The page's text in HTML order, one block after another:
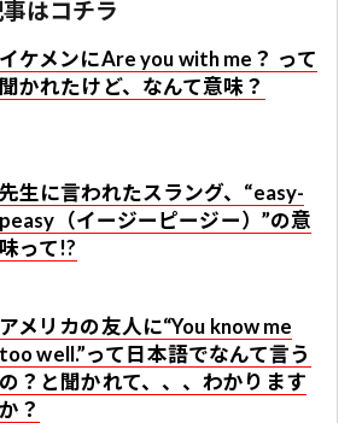
はコチラ
イケメンにAre you with me？ って
聞かれたけど、なんて意味？
先生に言われたスラング、“easy-
peasy（イージーピージー）”の意
味って!?
アメリカの友人に“You know me
too well.”って日本語でなんて言う
の？と聞かれて、、、わかります
か？